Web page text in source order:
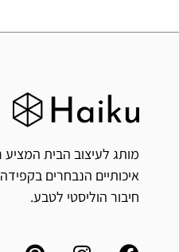
מותג לעיצוב הבית המציע
איכותיים הנבחרים
חיבור הוליסטי לטבע.